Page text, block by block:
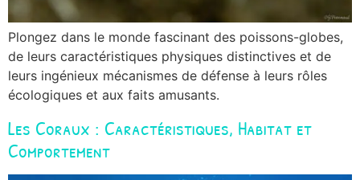
Plongez dans le monde fascinant des poissons-globes,
de leurs caractéristiques physiques distinctives et de
leurs ingénieux mécanismes de défense à leurs rôles
écologiques et aux faits amusants.
Les Coraux : Caractéristiques, Habitat et
Comportement